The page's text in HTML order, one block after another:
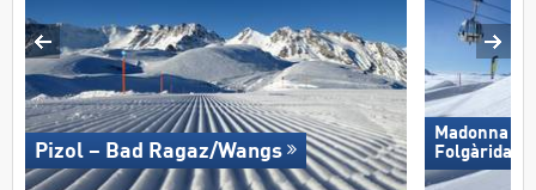
Pizol – Bad Ragaz/​Wangs
Madonna di
Folgàrida/​